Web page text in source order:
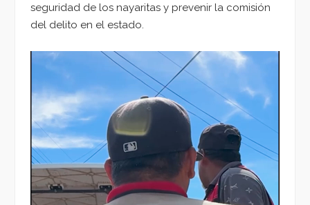
seguridad de los nayaritas y prevenir la comisión
del delito en el estado.
Reproductor
vídeo